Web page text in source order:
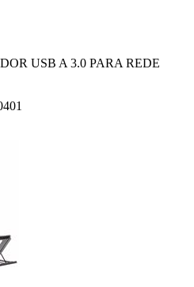
USB A 3.0 PARA REDE